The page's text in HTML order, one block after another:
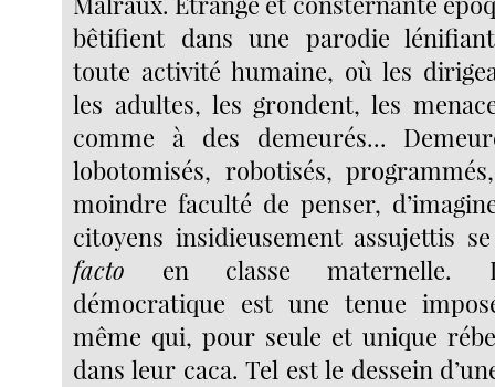
bêtifient dans une parodie
toute activité humaine, où les
les adultes, les grondent, les
comme à des demeurés...
lobotomisés, robotisés,
moindre faculté de penser,
citoyens insidieusement assujettis
facto en classe maternelle.
démocratique est une tenue
même qui, pour seule et unique
dans leur caca. Tel est le dessein